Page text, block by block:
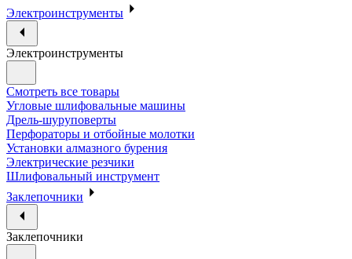
Электроинструменты
Электроинструменты
Смотреть все товары
Угловые шлифовальные машины
Дрель-шуруповерты
Перфораторы и отбойные молотки
Установки алмазного бурения
Электрические резчики
Шлифовальный инструмент
Заклепочники
Заклепочники